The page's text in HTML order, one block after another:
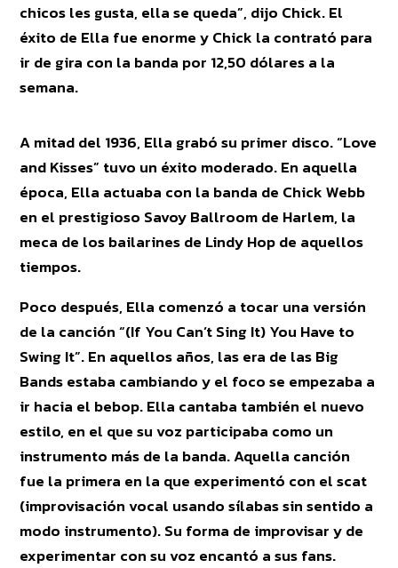
chicos les gusta, ella se queda”, dijo Chick. El
éxito de Ella fue enorme y Chick la contrató para
ir de gira con la banda por 12,50 dólares a la
semana.
A mitad del 1936, Ella grabó su primer disco. “Love
and Kisses” tuvo un éxito moderado. En aquella
época, Ella actuaba con la banda de Chick Webb
en el prestigioso Savoy Ballroom de Harlem, la
meca de los bailarines de Lindy Hop de aquellos
tiempos.
Poco después, Ella comenzó a tocar una versión
de la canción “(If You Can’t Sing It) You Have to
Swing It”. En aquellos años, las era de las Big
Bands estaba cambiando y el foco se empezaba a
ir hacia el bebop. Ella cantaba también el nuevo
estilo, en el que su voz participaba como un
instrumento más de la banda. Aquella canción
fue la primera en la que experimentó con el scat
(improvisación vocal usando sílabas sin sentido a
modo instrumento). Su forma de improvisar y de
experimentar con su voz encantó a sus fans.